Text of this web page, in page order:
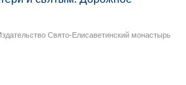
Свято-Елисаветинский монастырь